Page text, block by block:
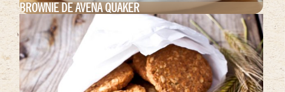
BROWNIE DE AVENA QUAKER